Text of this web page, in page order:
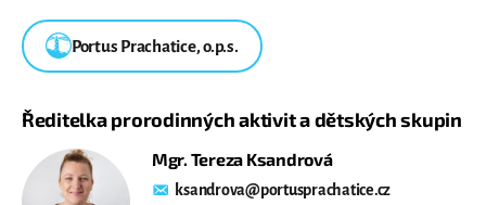
Portus Prachatice, o.p.s.
Ředitelka prorodinných aktivit a dětských skupin
Mgr. Tereza Ksandrová
ksandrova@portusprachatice.cz